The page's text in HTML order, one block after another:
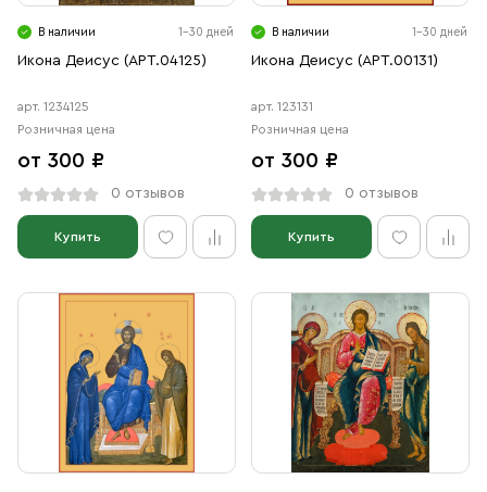
Свечи
Ювелирные изделия
В наличии 1-30 дней
Икона Деисус (АРТ.04125)
арт. 1234125
Розничная цена
от 300 ₽
0 отзывов
Купить
В наличии 1-30 дней
Икона Деисус (АРТ.00131)
арт. 123131
Розничная цена
от 300 ₽
0 отзывов
Купить